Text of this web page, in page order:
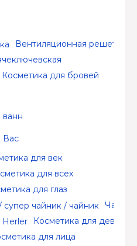
Вентиляционная решетка
Косметика для бровей
ванн
Вас
для век
для всех
для глаз
Косметика для
для лица